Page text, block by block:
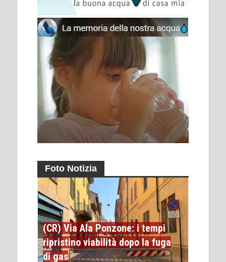
Foto Notizia
(CR) Via Ala Ponzone: i tempi
ripristino viabilità dopo la fuga
di gas